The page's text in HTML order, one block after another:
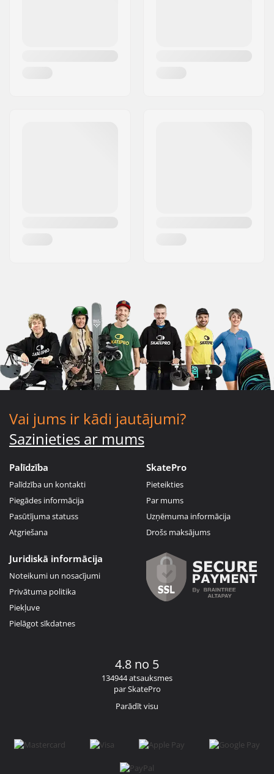
Vai jums ir kādi jautājumi?
Sazinieties ar mums
Palīdzība
Palīdzība un kontakti
Piegādes informācija
Pasūtījuma statuss
Atgriešana
SkatePro
Pieteikties
Par mums
Uzņēmuma informācija
Drošs maksājums
Juridiskā informācija
Noteikumi un nosacījumi
Privātuma politika
Piekļuve
Pielāgot sīkdatnes
4.8 no 5
134944 atsauksmes
par SkatePro
Parādīt visu